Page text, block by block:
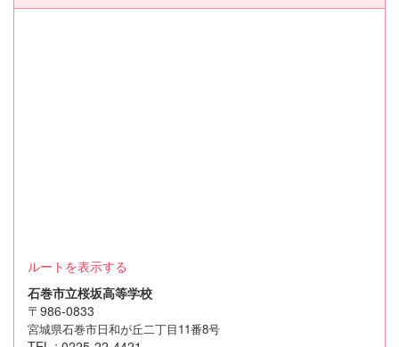
ルートを表示する
石巻市立桜坂高等学校
〒986-0833
宮城県石巻市日和が丘二丁目11番8号